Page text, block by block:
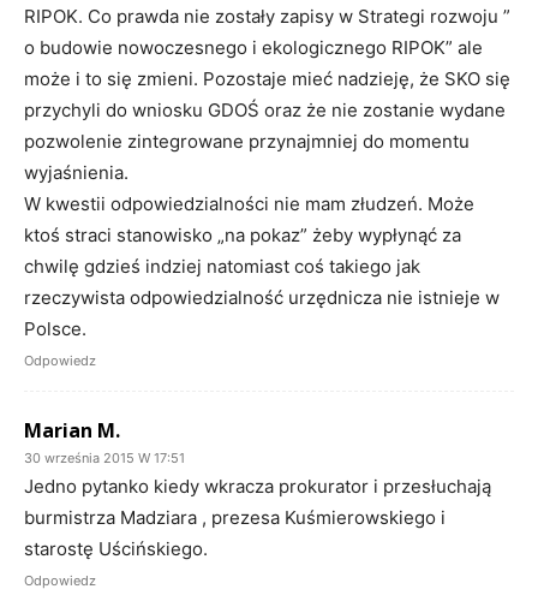
RIPOK. Co prawda nie zostały zapisy w Strategi rozwoju ”
o budowie nowoczesnego i ekologicznego RIPOK” ale
może i to się zmieni. Pozostaje mieć nadzieję, że SKO się
przychyli do wniosku GDOŚ oraz że nie zostanie wydane
pozwolenie zintegrowane przynajmniej do momentu
wyjaśnienia.
W kwestii odpowiedzialności nie mam złudzeń. Może
ktoś straci stanowisko „na pokaz” żeby wypłynąć za
chwilę gdzieś indziej natomiast coś takiego jak
rzeczywista odpowiedzialność urzędnicza nie istnieje w
Polsce.
Odpowiedz
Marian M.
30 września 2015 W 17:51
Jedno pytanko kiedy wkracza prokurator i przesłuchają
burmistrza Madziara , prezesa Kuśmierowskiego i
starostę Uścińskiego.
Odpowiedz